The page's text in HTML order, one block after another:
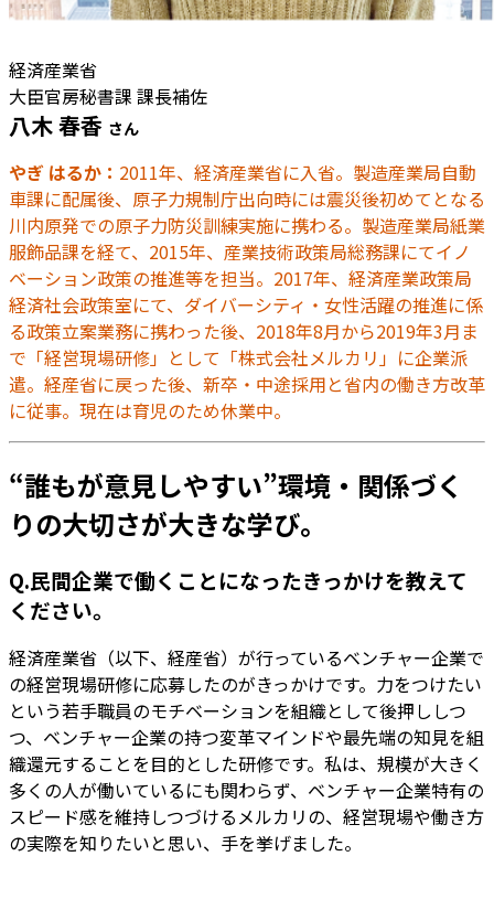
経済産業省
大臣官房秘書課 課長補佐
八木 春香 さん
やぎ はるか： 2011年、経済産業省に入省。製造産業局自動
車課に配属後、原子力規制庁出向時には震災後初めてとなる
川内原発での原子力防災訓練実施に携わる。製造産業局紙業
服飾品課を経て、2015年、産業技術政策局総務課にてイノ
ベーション政策の推進等を担当。2017年、経済産業政策局
経済社会政策室にて、ダイバーシティ・女性活躍の推進に係
る政策立案業務に携わった後、2018年8月から2019年3月ま
で「経営現場研修」として「株式会社メルカリ」に企業派
遣。経産省に戻った後、新卒・中途採用と省内の働き方改革
に従事。現在は育児のため休業中。
“誰もが意見しやすい”環境・関係づく
りの大切さが大きな学び。
Q.民間企業で働くことになったきっかけを教えて
ください。
経済産業省（以下、経産省）が行っているベンチャー企業で
の経営現場研修に応募したのがきっかけです。力をつけたい
という若手職員のモチベーションを組織として後押ししつ
つ、ベンチャー企業の持つ変革マインドや最先端の知見を組
織還元することを目的とした研修です。私は、規模が大きく
多くの人が働いているにも関わらず、ベンチャー企業特有の
スピード感を維持しつづけるメルカリの、経営現場や働き方
の実際を知りたいと思い、手を挙げました。